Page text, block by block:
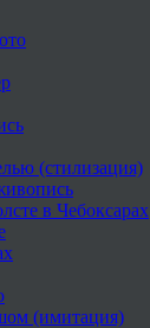
(стилизация)
в Чебоксарах
(имитация)